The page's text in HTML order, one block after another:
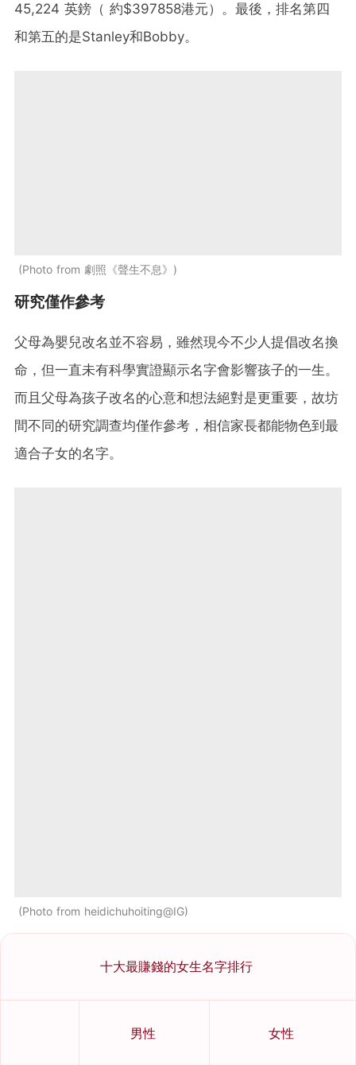
45,224 英鎊（ 約$397858港元）。最後，排名第四
和第五的是Stanley和Bobby。
Photo from 劇照《聲生不息》
研究僅作參考
父母為嬰兒改名並不容易，雖然現今不少人提倡改名換
命，但一直未有科學實證顯示名字會影響孩子的一生。
而且父母為孩子改名的心意和想法絕對是更重要，故坊
間不同的研究調查均僅作參考，相信家長都能物色到最
適合子女的名字。
Photo from heidichuhoiting@IG
十大最賺錢的女生名字排行
男性 女性